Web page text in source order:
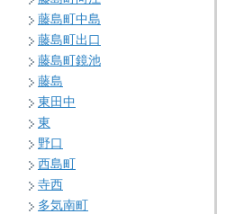
藤島町中島
藤島町出口
藤島町鏡池
藤島
東田中
東
野口
西島町
寺西
多気南町